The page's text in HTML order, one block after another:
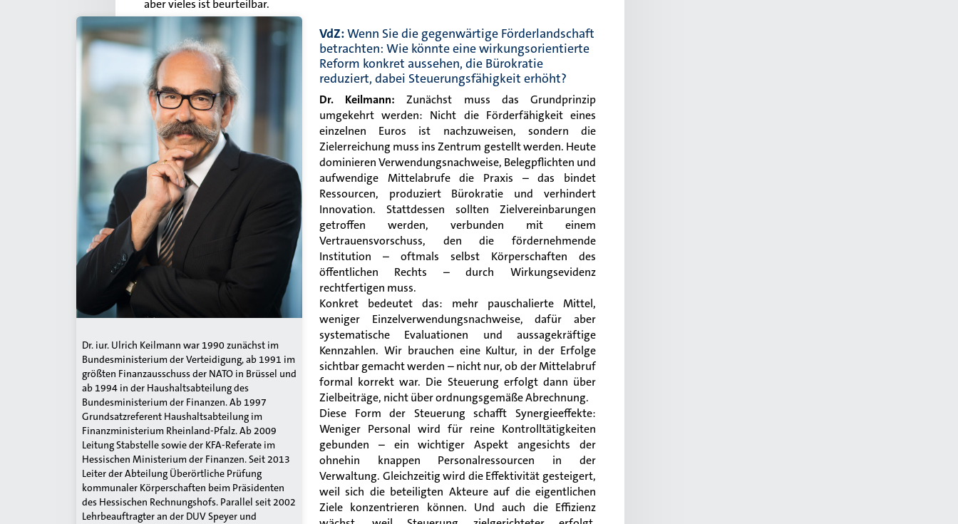
aber vieles ist beurteilbar.
Dr. iur. Ulrich Keilmann war 1990 zunächst im
Bundesministerium der Verteidigung, ab 1991 im
größten Finanzausschuss der NATO in Brüssel und
ab 1994 in der Haushaltsabteilung des
Bundesministerium der Finanzen. Ab 1997
Grundsatzreferent Haushaltsabteilung im
Finanzministerium Rheinland-Pfalz. Ab 2009
Leitung Stabstelle sowie der KFA-Referate im
Hessischen Ministerium der Finanzen. Seit 2013
Leiter der Abteilung Überörtliche Prüfung
kommunaler Körperschaften beim Präsidenten
des Hessischen Rechnungshofs. Parallel seit 2002
Lehrbeauftragter an der DUV Speyer und
VdZ:Wenn Sie die gegenwärtige Förderlandschaft
betrachten: Wie könnte eine wirkungsorientierte
Reform konkret aussehen, die Bürokratie
reduziert, dabei Steuerungsfähigkeit erhöht?
Dr. Keilmann: Zunächst muss das Grundprinzip
umgekehrt werden: Nicht die Förderfähigkeit eines
einzelnen Euros ist nachzuweisen, sondern die
Zielerreichung muss ins Zentrum gestellt werden. Heute
dominieren Verwendungsnachweise, Belegpflichten und
aufwendige Mittelabrufe die Praxis – das bindet
Ressourcen, produziert Bürokratie und verhindert
Innovation. Stattdessen sollten Zielvereinbarungen
getroffen werden, verbunden mit einem
Vertrauensvorschuss, den die fördernehmende
Institution – oftmals selbst Körperschaften des
öffentlichen Rechts – durch Wirkungsevidenz
rechtfertigen muss.
Konkret bedeutet das: mehr pauschalierte Mittel,
weniger Einzelverwendungsnachweise, dafür aber
systematische Evaluationen und aussagekräftige
Kennzahlen. Wir brauchen eine Kultur, in der Erfolge
sichtbar gemacht werden – nicht nur, ob der Mittelabruf
formal korrekt war. Die Steuerung erfolgt dann über
Zielbeiträge, nicht über ordnungsgemäße Abrechnung.
Diese Form der Steuerung schafft Synergieeffekte:
Weniger Personal wird für reine Kontrolltätigkeiten
gebunden – ein wichtiger Aspekt angesichts der
ohnehin knappen Personalressourcen in der
Verwaltung. Gleichzeitig wird die Effektivität gesteigert,
weil sich die beteiligten Akteure auf die eigentlichen
Ziele konzentrieren können. Und auch die Effizienz